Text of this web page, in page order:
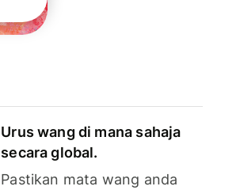
Urus wang di mana sahaja
secara global.
Pastikan mata wang anda